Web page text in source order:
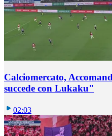
Calciomercato,
succede con Lukaku"
02:03